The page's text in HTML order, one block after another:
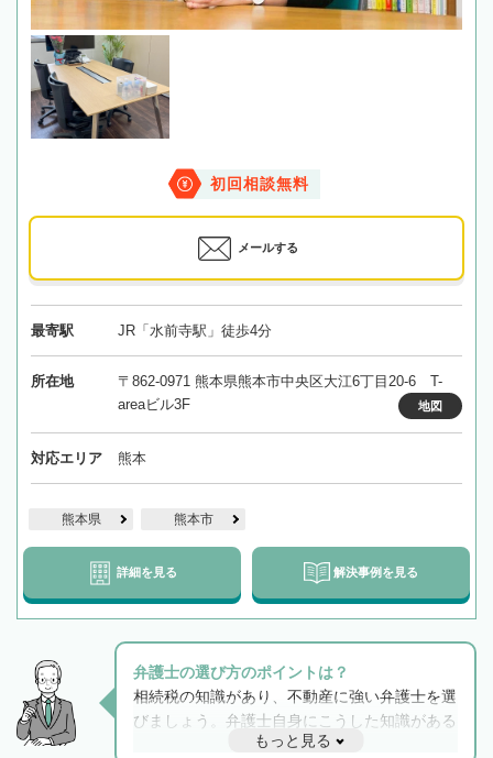
初回相談無料
メールする
最寄駅 JR「水前寺駅」徒歩4分
所在地
〒862-0971 熊本県熊本市中央区大江6丁目20‐6 T-
areaビル3F
地図
対応エリア 熊本
熊本県 熊本市
詳細を見る 解決事例を見る
弁護士の選び方のポイントは？
相続税の知識があり、不動産に強い弁護士を選
びましょう。弁護士自身にこうした知識がある
と他士業との連携もスムーズに進み、トラブル
もっと見る